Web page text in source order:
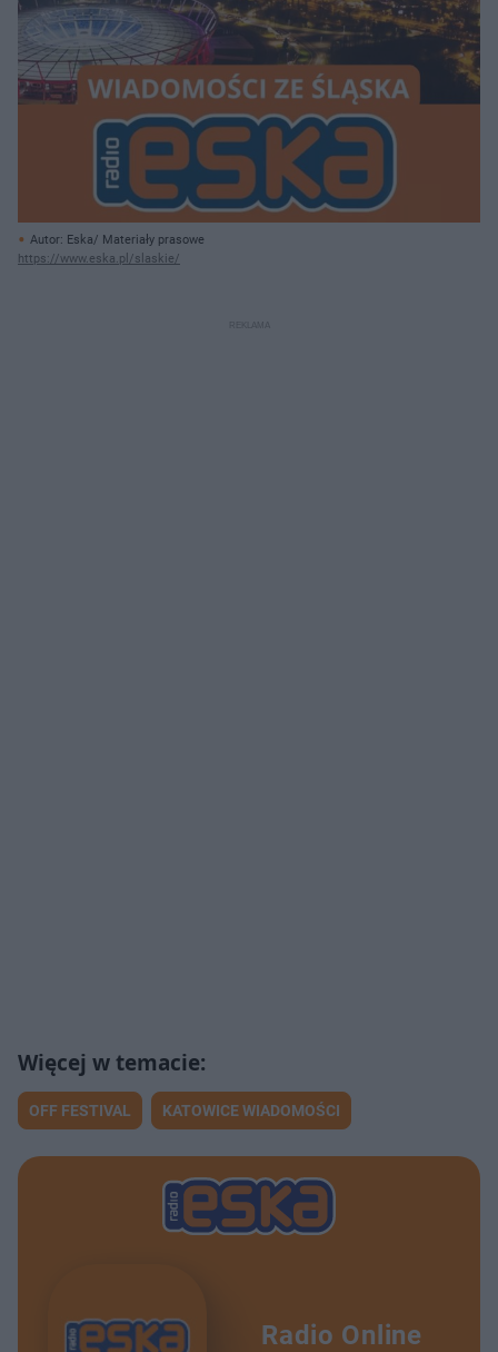
Autor: Eska/ Materiały prasowe
https://www.eska.pl/slaskie/
OFF FESTIVAL KATOWICE WIADOMOŚCI
Radio Online